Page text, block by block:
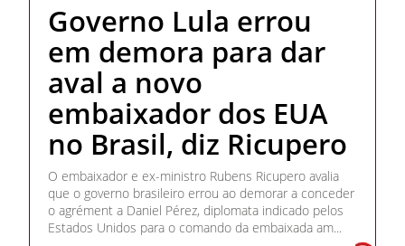
Governo Lula errou
em demora para dar
aval a novo
embaixador dos EUA
no Brasil, diz Ricupero
O embaixador e ex-ministro Rubens Ricupero avalia
que o governo brasileiro errou ao demorar a conceder
o agrément a Daniel Pérez, diplomata indicado pelos
Estados Unidos para o comando da embaixada am...